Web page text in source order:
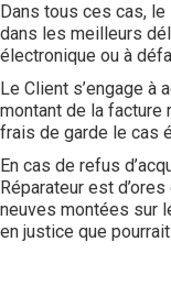
Dans tous ces cas, le
dans les meilleurs
électronique ou à
Le Client s’engage à
montant de la facture
frais de garde le cas
En cas de refus
Réparateur est
neuves montées sur
en justice que